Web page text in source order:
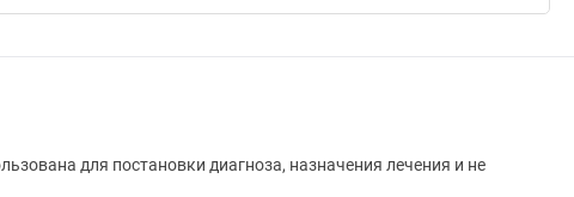
для постановки диагноза, назначения лечения и не